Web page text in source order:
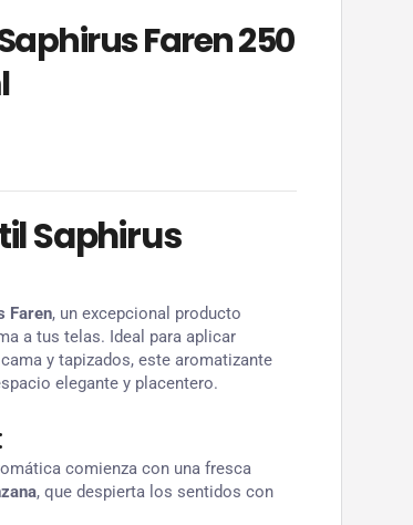
Faren 250
Saphirus
Faren, un excepcional producto
a tus telas. Ideal para aplicar
y tapizados, este aromatizante
elegante y placentero.
comienza con una fresca
, que despierta los sentidos con